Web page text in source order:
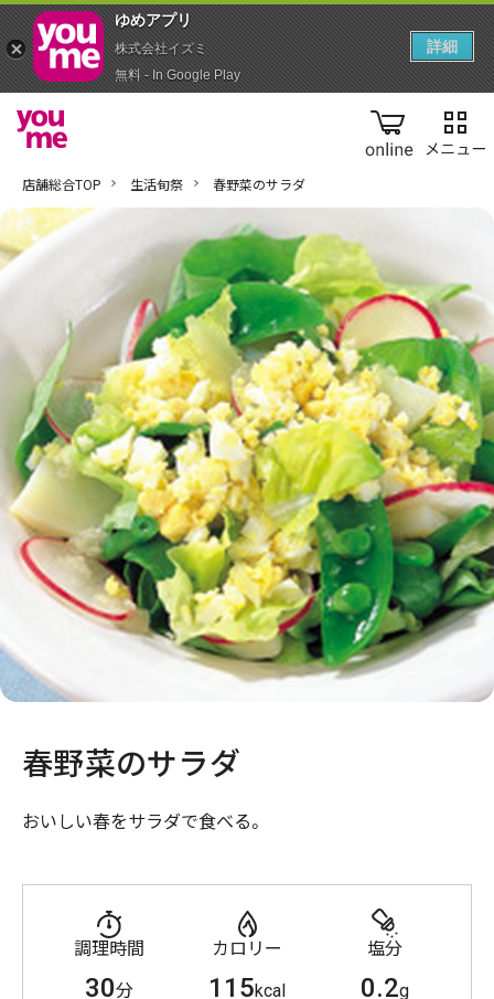
online
店舗総合TOP 生活旬祭 春野菜のサラダ
春野菜のサラダ
おいしい春をサラダで食べる。
調理時間
30分
カロリー
115kcal
塩分
0.2g
ゆめアプ‪リ‬
株式会社イズミ
無料 - In Google Play
詳細